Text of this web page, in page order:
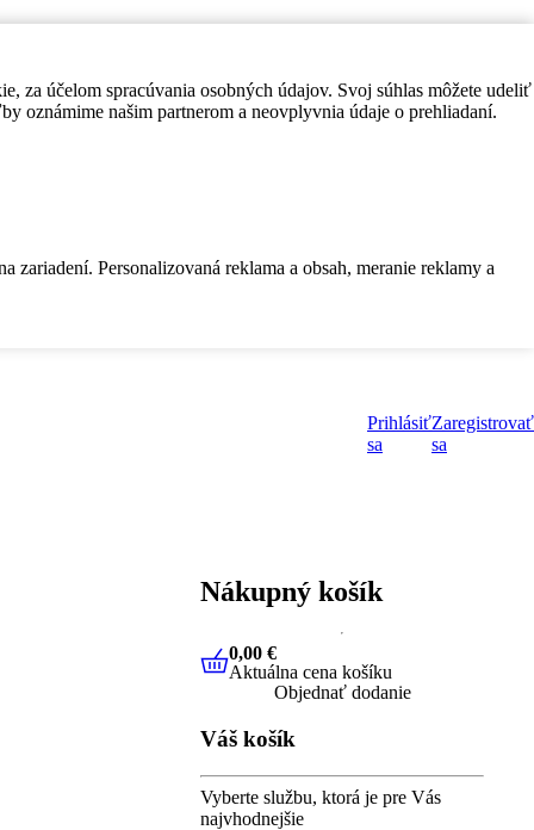
za účelom spracúvania osobných údajov. Svoj súhlas môžete udeliť
oznámime našim partnerom a neovplyvnia údaje o prehliadaní.
Personalizovaná reklama a obsah, meranie reklamy a
Prihlásiť
sa
Zaregistrovať
sa
Nákupný košík
0,00 €Aktuálna cena košíku
0,00 €
Aktuálna cena košíku
Objednať dodanie
Váš košík
Vyberte službu, ktorá je pre Vás
najvhodnejšie